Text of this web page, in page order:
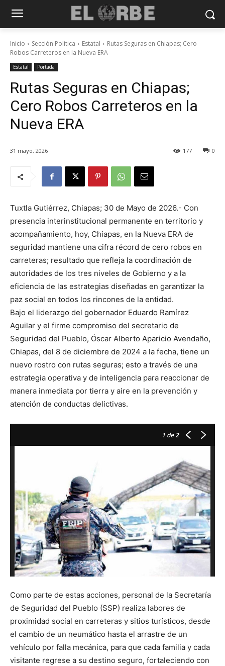
Inicio Sección Politica Estatal
Rutas Seguras en Chiapas; Cero
Robos Carreteros en la Nueva ERA
Estatal Portada
Rutas Seguras en Chiapas;
Cero Robos Carreteros en la
Nueva ERA
31 mayo, 2026 0
177
Tuxtla Gutiérrez, Chiapas; 30 de Mayo de 2026.- Con
presencia interinstitucional permanente en territorio y
acompañamiento, hoy, Chiapas, en la Nueva ERA de
seguridad mantiene una cifra récord de cero robos en
carreteras; resultado que refleja la coordinación de
autoridades de los tres niveles de Gobierno y a la
eficiencia de las estrategias diseñadas en garantizar la
paz social en todos los rincones de la entidad.
Bajo el liderazgo del gobernador Eduardo Ramírez
Aguilar y el firme compromiso del secretario de
Seguridad del Pueblo, Óscar Alberto Aparicio Avendaño,
Chiapas, del 8 de diciembre de 2024 a la fecha, tiene un
nuevo rostro con rutas seguras; esto a través de una
estrategia operativa y de inteligencia para reaccionar de
manera inmediata por tierra y aire en la prevención y
atención de conductas delictivas.
1 de 2
Como parte de estas acciones, personal de la Secretaría
de Seguridad del Pueblo (SSP) realiza labores de
proximidad social en carreteras y sitios turísticos, desde
el cambio de un neumático hasta el arrastre de un
vehículo por falla mecánica, para que cada familia y cada
visitante regrese a su destino seguro, fortaleciendo con